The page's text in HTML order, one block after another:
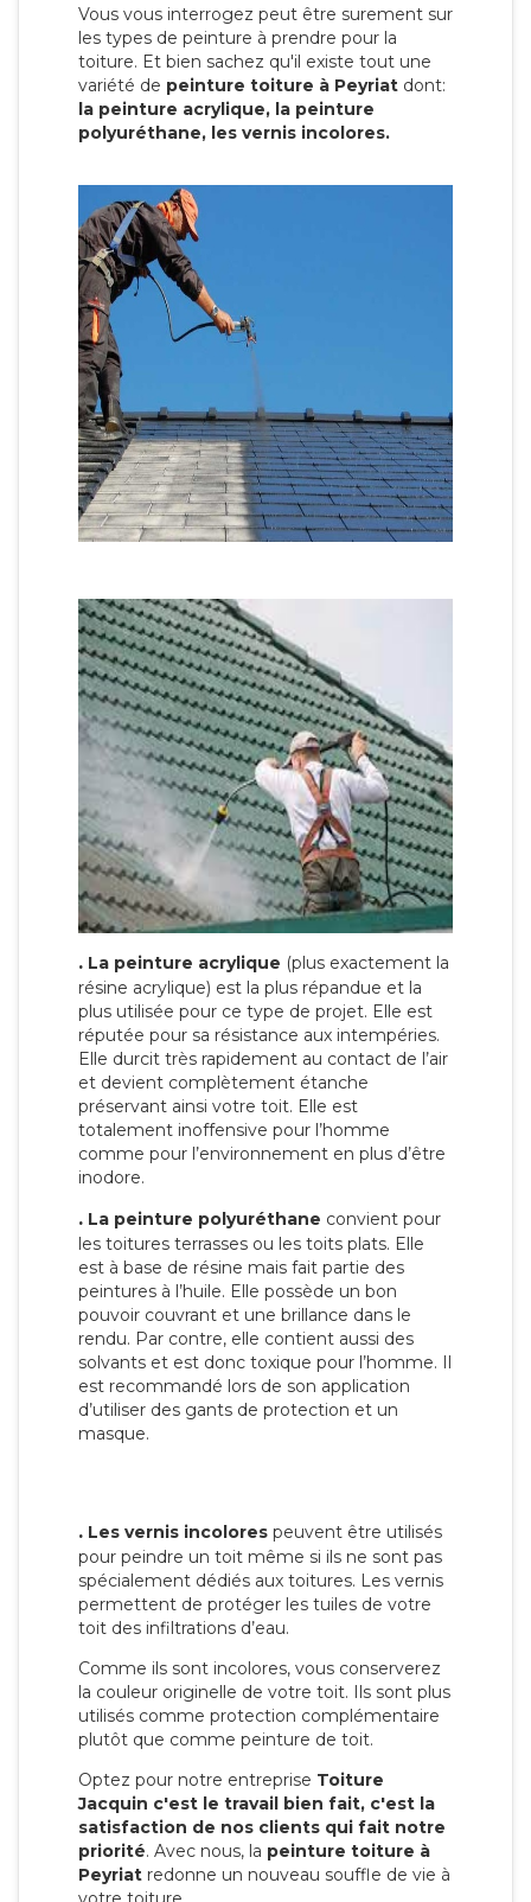
Vous vous interrogez peut être surement sur
les types de peinture à prendre pour la
toiture. Et bien sachez qu'il existe tout une
variété de peinture toiture à Peyriat dont:
la peinture acrylique, la peinture
polyuréthane, les vernis incolores.
. La peinture acrylique (plus exactement la
résine acrylique) est la plus répandue et la
plus utilisée pour ce type de projet. Elle est
réputée pour sa résistance aux intempéries.
Elle durcit très rapidement au contact de l’air
et devient complètement étanche
préservant ainsi votre toit. Elle est
totalement inoffensive pour l’homme
comme pour l’environnement en plus d’être
inodore.
. La peinture polyuréthane convient pour
les toitures terrasses ou les toits plats. Elle
est à base de résine mais fait partie des
peintures à l’huile. Elle possède un bon
pouvoir couvrant et une brillance dans le
rendu. Par contre, elle contient aussi des
solvants et est donc toxique pour l’homme. Il
est recommandé lors de son application
d’utiliser des gants de protection et un
masque.
. Les vernis incolores peuvent être utilisés
pour peindre un toit même si ils ne sont pas
spécialement dédiés aux toitures. Les vernis
permettent de protéger les tuiles de votre
toit des infiltrations d’eau.
Comme ils sont incolores, vous conserverez
la couleur originelle de votre toit. Ils sont plus
utilisés comme protection complémentaire
plutôt que comme peinture de toit.
Optez pour notre entreprise Toiture
Jacquin c'est le travail bien fait, c'est la
satisfaction de nos clients qui fait notre
priorité. Avec nous, la peinture toiture à
Peyriat redonne un nouveau souffle de vie à